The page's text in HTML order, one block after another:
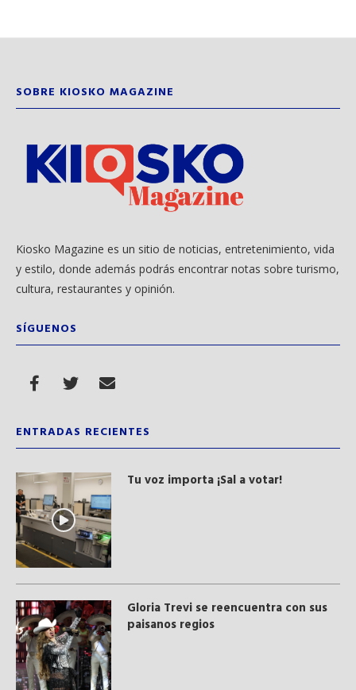
SOBRE KIOSKO MAGAZINE
Kiosko Magazine es un sitio de noticias, entretenimiento, vida
y estilo, donde además podrás encontrar notas sobre turismo,
cultura, restaurantes y opinión.
SÍGUENOS
ENTRADAS RECIENTES
Tu voz importa ¡Sal a votar!
Gloria Trevi se reencuentra con sus
paisanos regios